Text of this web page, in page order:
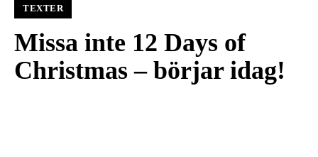
TEXTER
Missa inte 12 Days of
Christmas – börjar idag!